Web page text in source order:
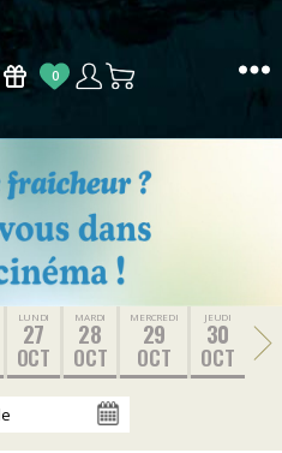
0
LUNDI
27
OCT
MARDI
28
OCT
MERCREDI
29
OCT
JEUDI
30
OCT